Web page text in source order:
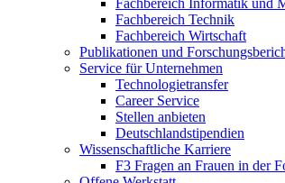
Fachbereich Informatik und
Fachbereich Technik
Fachbereich Wirtschaft
Publikationen und
Service für Unternehmen
Technologietransfer
Career Service
Stellen anbieten
Deutschlandstipendien
Wissenschaftliche Karriere
F3 Fragen an Frauen in der